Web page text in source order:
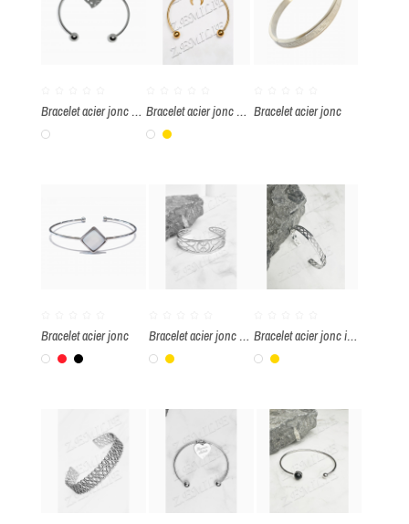
Bracelet acier jonc coeur
Blanc
Bracelet acier jonc corne
Blanc
Or
Bracelet acier jonc
Bracelet acier jonc
BlancRouge
Noir
Bracelet acier jonc berbère
Blanc
Or
Bracelet acier jonc infini
Blanc
Or